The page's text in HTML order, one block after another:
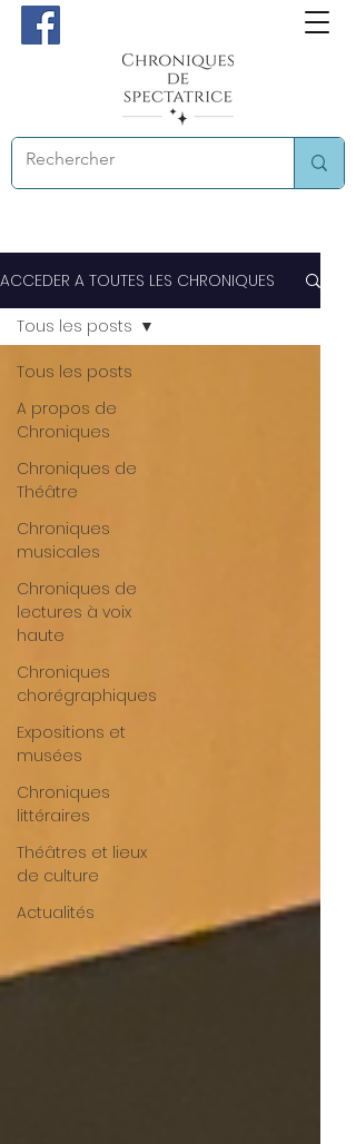
ACCEDER A TOUTES LES CHRONIQUES
Tous les posts
A propos de
Chroniques
Chroniques de
Théâtre
Chroniques
musicales
Chroniques de
lectures à voix
haute
Chroniques
chorégraphiques
Expositions et
musées
Chroniques
littéraires
Théâtres et lieux
de culture
Actualités
Tous les posts